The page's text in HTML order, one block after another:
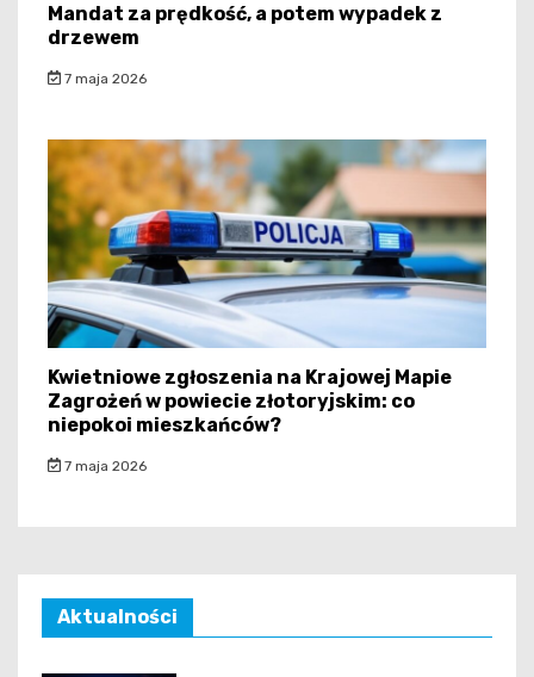
Mandat za prędkość, a potem wypadek z
drzewem
7 maja 2026
Kwietniowe zgłoszenia na Krajowej Mapie
Zagrożeń w powiecie złotoryjskim: co
niepokoi mieszkańców?
7 maja 2026
Aktualności